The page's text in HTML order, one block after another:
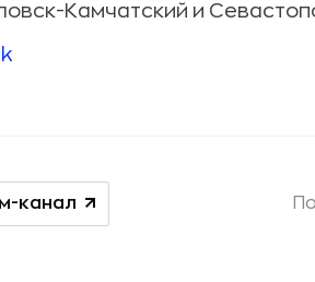
Камчатский и
канал